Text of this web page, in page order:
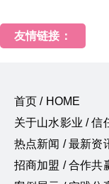
友情链接：
首页 / HOME
关于山水影业 / 信
热点新闻 / 最新资
招商加盟 / 合作共